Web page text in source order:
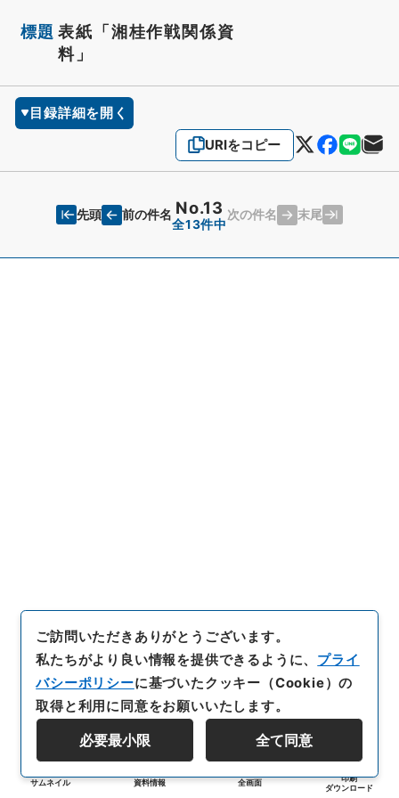
標題 表紙「湘桂作戦関係資
料」
目録詳細を開く
URIをコピー
先頭 前の件名 No.13
全13件中
次の件名 末尾
サムネイル 資料情報 全画面
印刷
ダウンロード
ご訪問いただきありがとうございます。
私たちがより良い情報を提供できるように、 プライ
バシーポリシーに基づいたクッキー（Cookie）の
取得と利用に同意をお願いいたします。
必要最小限 全て同意